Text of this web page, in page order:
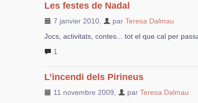
Les festes de Nadal
7 janvier 2010 par Teresa Dalmau
Jocs, activitats, contes... tot el que cal per
1
L’incendi dels Pirineus
11 novembre 2009 par Teresa Dalmau